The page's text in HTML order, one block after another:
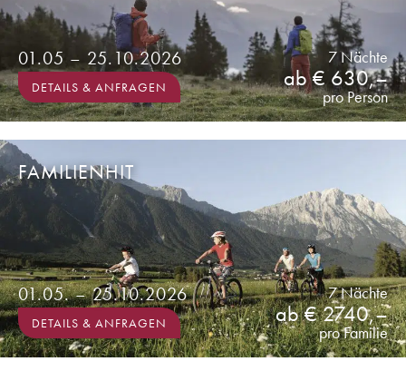
pro Person
ab € 630,–
7 Nächte
DETAILS & ANFRAGEN
01.05 – 25.10.2026
pro Familie
ab € 2740,–
7 Nächte
DETAILS & ANFRAGEN
01.05. – 25.10.2026
FAMILIENHIT